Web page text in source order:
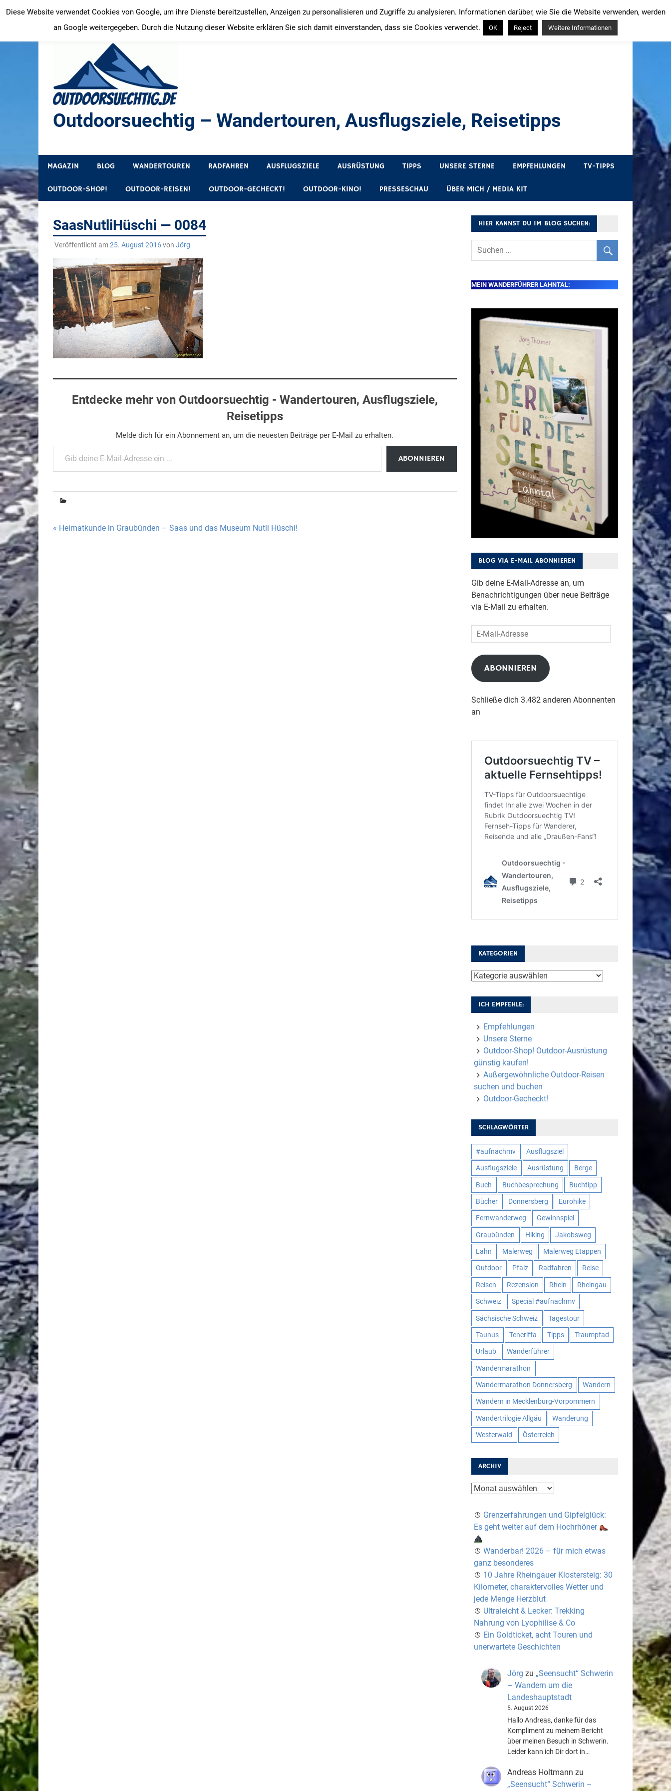
Inhalt
springen
Outdoorsuechtig – Wandertouren, Ausflugsziele, Reisetipps
MAGAZIN BLOG WANDERTOUREN RADFAHREN AUSFLUGSZIELE AUSRÜSTUNG TIPPS UNSERE STERNE EMPFEHLUNGEN TV-TIPPS
OUTDOOR-SHOP! OUTDOOR-REISEN! OUTDOOR-GECHECKT! OUTDOOR-KINO! PRESSESCHAU ÜBER MICH / MEDIA KIT
SaasNutliHüschi — 0084
Veröffentlicht am25. August 2016von Jörg
Entdecke mehr von Outdoorsuechtig - Wandertouren, Ausflugsziele,
Reisetipps
Melde dich für ein Abonnement an, um die neuesten Beiträge per E-Mail zu erhalten.
Gib deine E-Mail-Adresse ein ...
ABONNIEREN
Beitragsnavigation
« Heimatkunde in Graubünden – Saas und das Museum Nutli Hüschi!
HIER KANNST DU IM BLOG SUCHEN:
MEIN WANDERFÜHRER LAHNTAL:
BLOG VIA E-MAIL ABONNIEREN
Gib deine E-Mail-Adresse an, um
Benachrichtigungen über neue Beiträge
via E-Mail zu erhalten.
E-
Mail-
Adresse
ABONNIEREN
Schließe dich 3.482 anderen Abonnenten
an
KATEGORIEN
Kategorien
ICH EMPFEHLE:
Empfehlungen
Unsere Sterne
Outdoor-Shop! Outdoor-Ausrüstung
günstig kaufen!
Außergewöhnliche Outdoor-Reisen
suchen und buchen
Outdoor-Gecheckt!
SCHLAGWÖRTER
#aufnachmv Ausflugsziel
Ausflugsziele Ausrüstung Berge
Buch Buchbesprechung Buchtipp
Bücher Donnersberg Eurohike
Fernwanderweg Gewinnspiel
Graubünden Hiking Jakobsweg
Lahn Malerweg Malerweg Etappen
Outdoor Pfalz Radfahren Reise
Reisen Rezension Rhein Rheingau
Schweiz Special #aufnachmv
Sächsische Schweiz Tagestour
Taunus Teneriffa Tipps Traumpfad
Urlaub Wanderführer
Wandermarathon
Wandermarathon Donnersberg Wandern
Wandern in Mecklenburg-Vorpommern
Wandertrilogie Allgäu Wanderung
Westerwald Österreich
ARCHIV
Archiv
Grenzerfahrungen und Gipfelglück:
Es geht weiter auf dem Hochrhöner
Wanderbar! 2026 – für mich etwas
ganz besonderes
10 Jahre Rheingauer Klostersteig: 30
Kilometer, charaktervolles Wetter und
jede Menge Herzblut
Ultraleicht & Lecker: Trekking
Nahrung von Lyophilise & Co
Ein Goldticket, acht Touren und
unerwartete Geschichten
Jörg zu „Seensucht“ Schwerin
– Wandern um die
Landeshauptstadt
5. August 2026
Hallo Andreas, danke für das
Kompliment zu meinem Bericht
über meinen Besuch in Schwerin.
Leider kann ich Dir dort in…
Andreas Holtmann zu
„Seensucht“ Schwerin –
Diese Website verwendet Cookies von Google, um ihre Dienste bereitzustellen, Anzeigen zu personalisieren und Zugriffe zu analysieren. Informationen darüber, wie Sie die Website verwenden, werden
an Google weitergegeben. Durch die Nutzung dieser Website erklären Sie sich damit einverstanden, dass sie Cookies verwendet.
OK Reject Weitere Informationen